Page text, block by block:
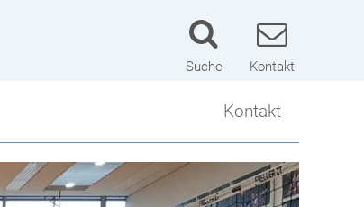
Suche Kontakt
Kontakt
Kontakt
Lageplan